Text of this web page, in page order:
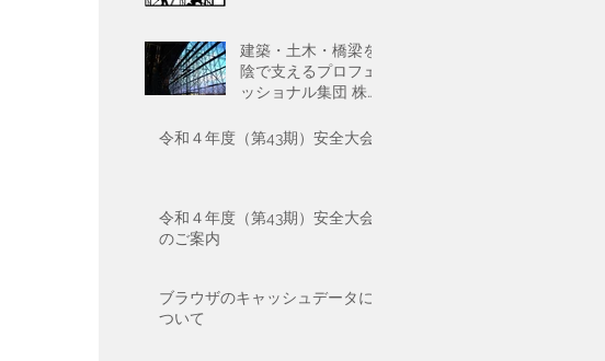
建築・土木・橋梁を
陰で支えるプロフェ
ッショナル集団 株式
ーとして協業しませ
令和４年度（第43期）安全大会
令和４年度（第43期）安全大会
のご案内
ブラウザのキャッシュデータに
ついて